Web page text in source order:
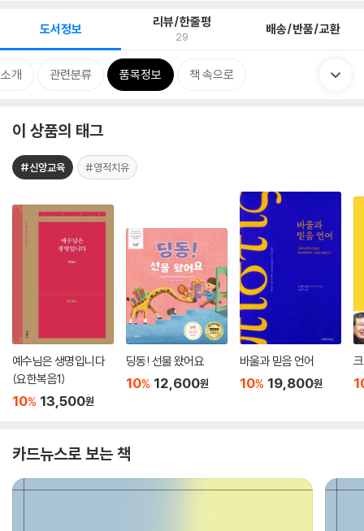
도서정보 리뷰/한줄평
29 배송/반품/교환
개 관련분류 품목정보 책 속으로
이 상품의 태그
#신앙교육 #영적치유
예수님은 생명입니다
(요한복음1)
10% 13,500원
딩동! 선물 왔어요
10% 12,600원
바울과 믿음 언어
10% 19,800원
카드뉴스로 보는 책